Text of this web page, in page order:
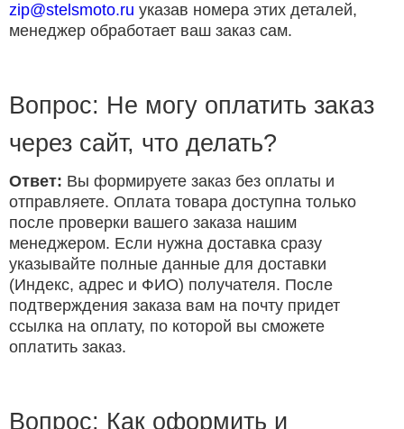
zip@stelsmoto.ru указав номера этих деталей,
менеджер обработает ваш заказ сам.
Вопрос: Не могу оплатить заказ
через сайт, что делать?
Ответ: Вы формируете заказ без оплаты и
отправляете. Оплата товара доступна только
после проверки вашего заказа нашим
менеджером. Если нужна доставка сразу
указывайте полные данные для доставки
(Индекс, адрес и ФИО) получателя. После
подтверждения заказа вам на почту придет
ссылка на оплату, по которой вы сможете
оплатить заказ.
Вопрос: Как оформить и